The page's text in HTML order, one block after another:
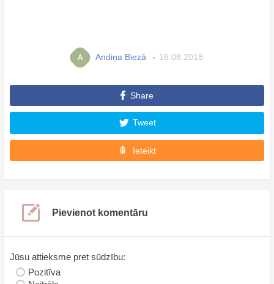
A Andiņa Biezā 16.08.2018
Share
Tweet
Ieteikt
Pievienot komentāru
Jūsu attieksme pret sūdzību:
Pozitīva